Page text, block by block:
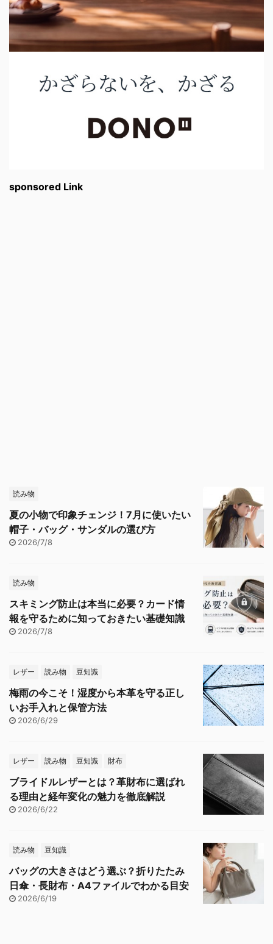
sponsored Link
読み物
夏の小物で印象チェンジ！7月に使いたい
帽子・バッグ・サンダルの選び方
2026/7/8
読み物
スキミング防止は本当に必要？カード情
報を守るために知っておきたい基礎知識
2026/7/8
レザー 読み物 豆知識
梅雨の今こそ！湿度から本革を守る正し
いお手入れと保管方法
2026/6/29
レザー 読み物 豆知識 財布
ブライドルレザーとは？革財布に選ばれ
る理由と経年変化の魅力を徹底解説
2026/6/22
読み物 豆知識
バッグの大きさはどう選ぶ？折りたたみ
日傘・長財布・A4ファイルでわかる目安
2026/6/19